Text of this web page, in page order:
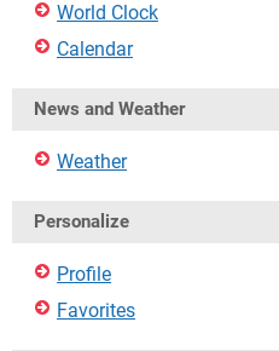
World Clock
Calendar
News and Weather
Weather
Personalize
Profile
Favorites